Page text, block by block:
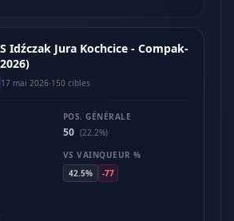
Idźczak Jura Kochcice - Compak-
17 mai 2026·150 cibles
POS. GÉNÉRALE
50 (22.2%)
VS VAINQUEUR %
42.5%
-77